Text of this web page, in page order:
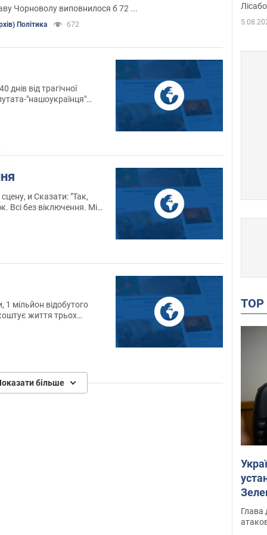
Чорноволу виповнилося б 72 ...
Політика 672
днів від трагічної
"нашоукраїнця"
и Сказати: "Так,
Всі без віключення. Мі
мільйон відобутого
життя трьох
більше
в
Глава